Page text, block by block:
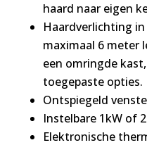
haard naar eigen
Haardverlichting
maximaal 6 meter
een omringde
toegepaste opties.
Ontspiegeld
Instelbare 1kW of
Elektronische